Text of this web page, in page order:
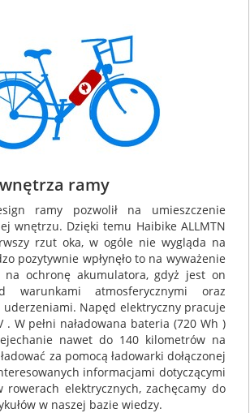
ramy
ramy pozwolił na umieszczenie
wnętrzu. Dzięki temu Haibike ALLMTN
rzut oka, w ogóle nie wygląda na
pozytywnie wpłynęło to na wyważenie
na ochronę akumulatora, gdyż jest on
warunkami atmosferycznymi oraz
Napęd elektryczny pracuje
. W pełni naładowana bateria (720 Wh )
nawet do 140 kilometrów na
za pomocą ładowarki dołączonej
informacjami dotyczącymi
rowerach elektrycznych, zachęcamy do
w naszej bazie wiedzy.